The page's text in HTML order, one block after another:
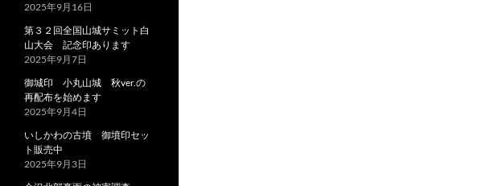
2025年9月16日
第３２回全国山城サミット白
山大会 記念印あります
2025年9月7日
御城印 小丸山城 秋ver.の
再配布を始めます
2025年9月4日
いしかわの古墳 御墳印セッ
ト販売中
2025年9月3日